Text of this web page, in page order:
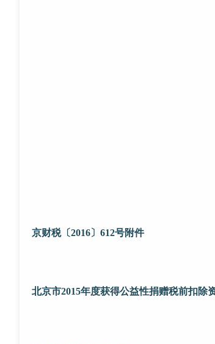
京财税〔2016〕612号附件
北京市2015年度获得公益性捐赠税前扣除